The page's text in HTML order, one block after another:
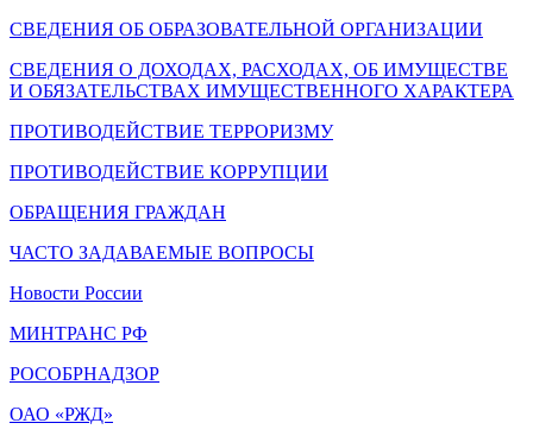
СВЕДЕНИЯ ОБ ОБРАЗОВАТЕЛЬНОЙ ОРГАНИЗАЦИИ
СВЕДЕНИЯ О ДОХОДАХ, РАСХОДАХ, ОБ ИМУЩЕСТВЕ
И ОБЯЗАТЕЛЬСТВАХ ИМУЩЕСТВЕННОГО ХАРАКТЕРА
ПРОТИВОДЕЙСТВИЕ ТЕРРОРИЗМУ
ПРОТИВОДЕЙСТВИЕ КОРРУПЦИИ
ОБРАЩЕНИЯ ГРАЖДАН
ЧАСТО ЗАДАВАЕМЫЕ ВОПРОСЫ
Новости России
МИНТРАНС РФ
РОСОБРНАДЗОР
ОАО «РЖД»